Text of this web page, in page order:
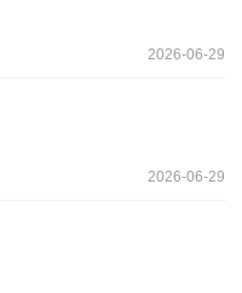
2026-06-29
2026-06-29